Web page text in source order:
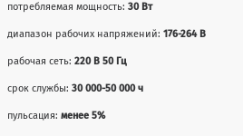
потребляемая мощность:30 Вт
диапазон рабочих напряжений:176-264 В
рабочая сеть:220 В 50 Гц
срок службы:30 000-50 000 ч
пульсация:менее 5%